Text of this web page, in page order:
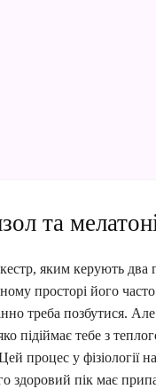
та
яким керують два
просторі його
треба позбутися.
підіймає тебе з
процес у фізіології
здоровий пік має